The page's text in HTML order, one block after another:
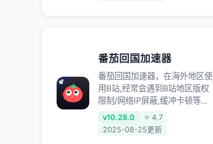
各种服务,回国加速器致力于帮
助海外华人和留学生、港澳台地
区用户提供最好的回国游戏和音
乐视频加速服务，可以在海外或
港澳台地区流畅加速国服游戏和
音视频服务，提供专业稳定的全
球回国线路和游戏加速专线。能
番茄回国加速器
番茄回国加速器，在海外地区使
用B站,经常会遇到B站地区版权
限制/网络IP屏蔽,缓冲卡顿等问
题,使用我们的哔哩哔哩专用回
国VPN,可加速解决各类网络问
v10.28.0
⭐ 4.7
2025-08-25更新